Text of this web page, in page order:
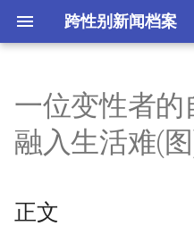
跨性别新闻档案
t
a
农村娃的女人梦
一位变性者的
融入生活难(
正文